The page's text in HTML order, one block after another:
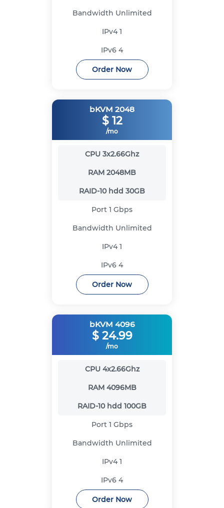
Bandwidth Unlimited
IPv41
IPv6 4
Order Now
bKVM 2048
$ 12
/mo
CPU 3x2.66Ghz
RAM 2048MB
RAID-10 hdd 30GB
Port 1 Gbps
Bandwidth Unlimited
IPv41
IPv6 4
Order Now
bKVM 4096
$ 24.99
/mo
CPU 4x2.66Ghz
RAM 4096MB
RAID-10 hdd 100GB
Port 1 Gbps
Bandwidth Unlimited
IPv41
IPv6 4
Order Now